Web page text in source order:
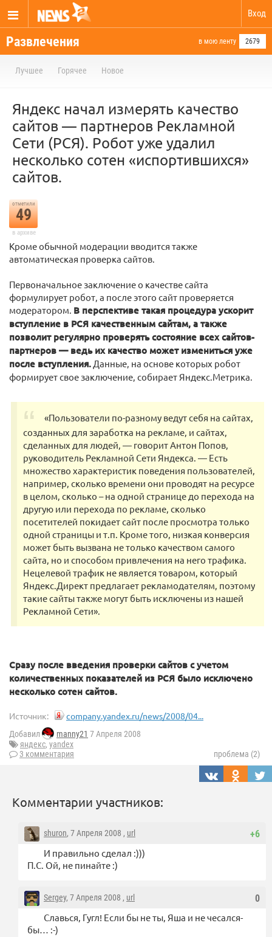
Вход
Развлечения в мою ленту 2679
Лучшее Горячее Новое
Яндекс начал измерять качество
сайтов — партнеров Рекламной
Сети (РСЯ). Робот уже удалил
несколько сотен «испортившихся»
сайтов.
отметили
49
в архиве
Кроме обычной модерации вводится также
автоматическая проверка сайтов.
Первоначальное заключение о качестве сайта
формулирует робот, а после этого сайт проверяется
модератором. В перспективе такая процедура ускорит
вступление в РСЯ качественным сайтам, а также
позволит регулярно проверять состояние всех сайтов-
партнеров — ведь их качество может измениться уже
после вступления. Данные, на основе которых робот
формирует свое заключение, собирает Яндекс.Метрика.
«Пользователи по-разному ведут себя на сайтах,
созданных для заработка на рекламе, и сайтах,
сделанных для людей, — говорит Антон Попов,
руководитель Рекламной Сети Яндекса. — Есть
множество характеристик поведения пользователей,
например, сколько времени они проводят на ресурсе
в целом, сколько – на одной странице до перехода на
другую или перехода по рекламе, сколько
посетителей покидает сайт после просмотра только
одной страницы и т.п. Кроме того, низкая конверсия
может быть вызвана не только качеством самого
сайта, но и способом привлечения на него трафика.
Нецелевой трафик не является товаром, который
Яндекс.Директ предлагает рекламодателям, поэтому
такие сайты также могут быть исключены из нашей
Рекламной Сети».
Сразу после введения проверки сайтов с учетом
количественных показателей из РСЯ было исключено
несколько сотен сайтов.
Источник: company.yandex.ru/news/2008/04...
Добавил manny21 7 Апреля 2008
яндекс, yandex
3 комментария
проблема (2)
Комментарии участников:
+6
shuron, 7 Апреля 2008 , url
И правильно сделал :)))
П.С. Ой, не пинайте :)
0
Sergey, 7 Апреля 2008 , url
Славься, Гугл! Если бы не ты, Яша и не чесался-
бы… :-)